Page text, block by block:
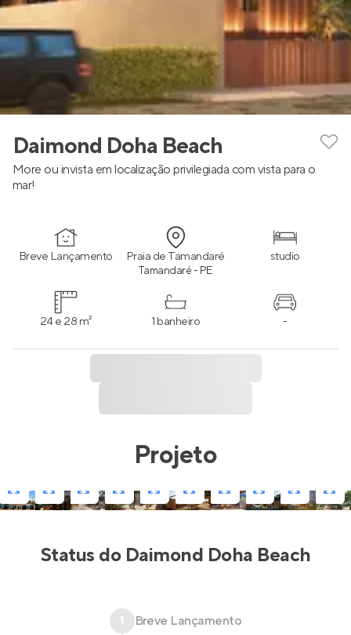
Daimond Doha Beach
More ou invista em localização privilegiada com vista para o
mar!
Breve Lançamento Praia de Tamandaré
Tamandaré - PE
studio
24 e 28 m² 1 banheiro -
Projeto
Status do Daimond Doha Beach
1 Breve Lançamento